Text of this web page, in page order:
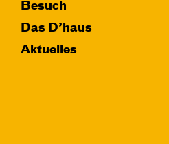
Besuch
Das D’haus
Aktuelles